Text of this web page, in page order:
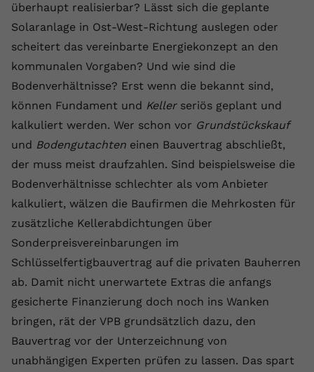
überhaupt realisierbar? Lässt sich die geplante
Solaranlage in Ost-West-Richtung auslegen oder
scheitert das vereinbarte Energiekonzept an den
kommunalen Vorgaben? Und wie sind die
Bodenverhältnisse? Erst wenn die bekannt sind,
können Fundament und Kellerseriös geplant und
kalkuliert werden. Wer schon vor Grundstückskauf
und Bodengutachten einen Bauvertrag abschließt,
der muss meist draufzahlen. Sind beispielsweise die
Bodenverhältnisse schlechter als vom Anbieter
kalkuliert, wälzen die Baufirmen die Mehrkosten für
zusätzliche Kellerabdichtungen über
Sonderpreisvereinbarungen im
Schlüsselfertigbauvertrag auf die privaten Bauherren
ab. Damit nicht unerwartete Extras die anfangs
gesicherte Finanzierung doch noch ins Wanken
bringen, rät der VPB grundsätzlich dazu, den
Bauvertrag vor der Unterzeichnung von
unabhängigen Experten prüfen zu lassen. Das spart